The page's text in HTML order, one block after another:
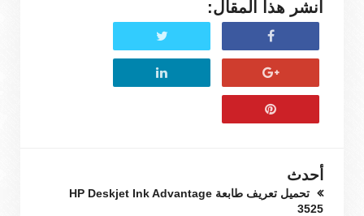
انشر هذا المقال:
أحدث
تحميل تعريف طابعة HP Deskjet Ink Advantage
3525